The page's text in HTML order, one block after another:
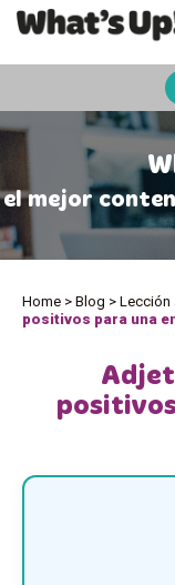
el mejor
Home > Blog > Lección
positivos para una